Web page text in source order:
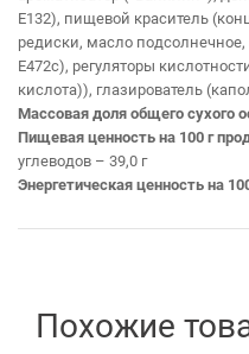
Е132), пищевой краситель
редиски, масло
Е472с), регуляторы
кислота)), глазирователь
Массовая доля общего сухого
Пищевая ценность на 100 г
углеводов – 39,0 г
Энергетическая ценность на
Похожие